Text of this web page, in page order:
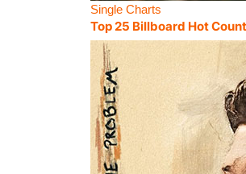
Single Charts
Top 25 Billboard Hot